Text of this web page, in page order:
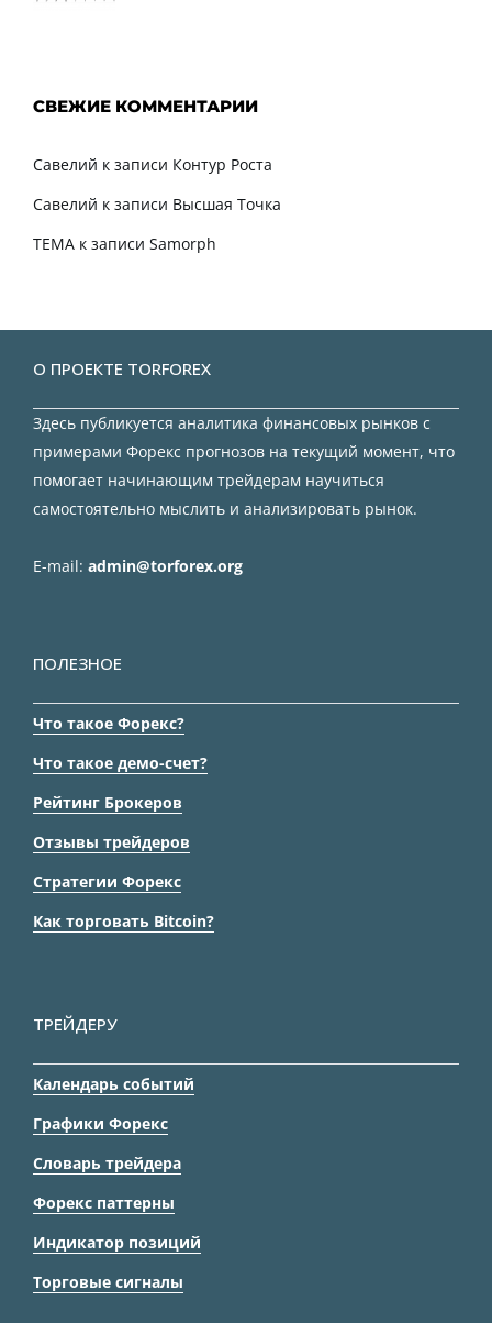
СВЕЖИЕ КОММЕНТАРИИ
Савелий к записи Контур Роста
Савелий к записи Высшая Точка
TEMA к записи Samorph
О ПРОЕКТЕ TORFOREX
Здесь публикуется аналитика финансовых рынков с
примерами Форекс прогнозов на текущий момент, что
помогает начинающим трейдерам научиться
самостоятельно мыслить и анализировать рынок.
E-mail: admin@torforex.org
ПОЛЕЗНОЕ
Что такое Форекс?
Что такое демо-счет?
Рейтинг Брокеров
Отзывы трейдеров
Стратегии Форекс
Как торговать Bitcoin?
ТРЕЙДЕРУ
Календарь событий
Графики Форекс
Словарь трейдера
Форекс паттерны
Индикатор позиций
Торговые сигналы